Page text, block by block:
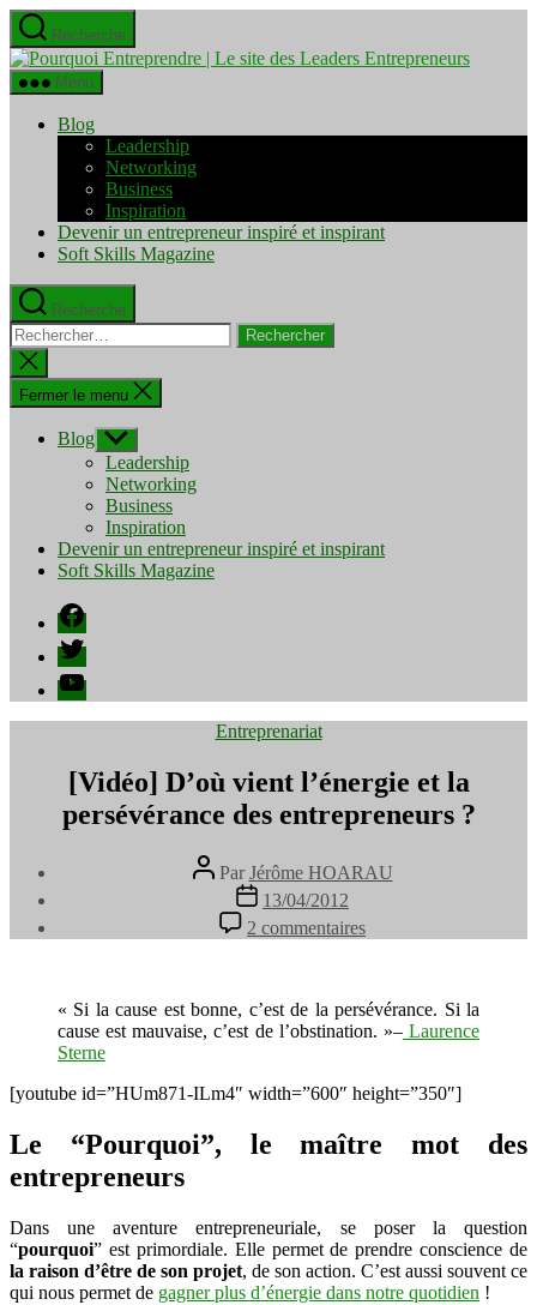
Aller
au
contenu
Recherche
Pourquoi
Menu
Blog
Leadership
Networking
Business
Inspiration
Devenir un entrepreneur inspiré et inspirant
Soft Skills Magazine
Recherche
Rechercher :
Fermer
la
recherche
Fermer le menu
Blog Afficher
le
sous-
menu
Leadership
Networking
Business
Inspiration
Devenir un entrepreneur inspiré et inspirant
Soft Skills Magazine
Facebook
Twitter
YouTube
Catégories
Entreprenariat
[Vidéo] D’où vient l’énergie et la
persévérance des entrepreneurs ?
Auteur
de
l’article
Par Jérôme HOARAU
Date
de
l’article
13/04/2012
2 commentaires
[Vidéo]
l’énergie
et
des
?
« Si la cause est bonne, c’est de la persévérance. Si la
cause est mauvaise, c’est de l’obstination. »–Laurence
Sterne
[youtube id=”HUm871-ILm4″ width=”600″ height=”350″]
Le “Pourquoi”, le maître mot des
entrepreneurs
Dans une aventure entrepreneuriale, se poser la question
“pourquoi” est primordiale. Elle permet de prendre conscience de
la raison d’être de son projet, de son action. C’est aussi souvent ce
qui nous permet de gagner plus d’énergie dans notre quotidien !